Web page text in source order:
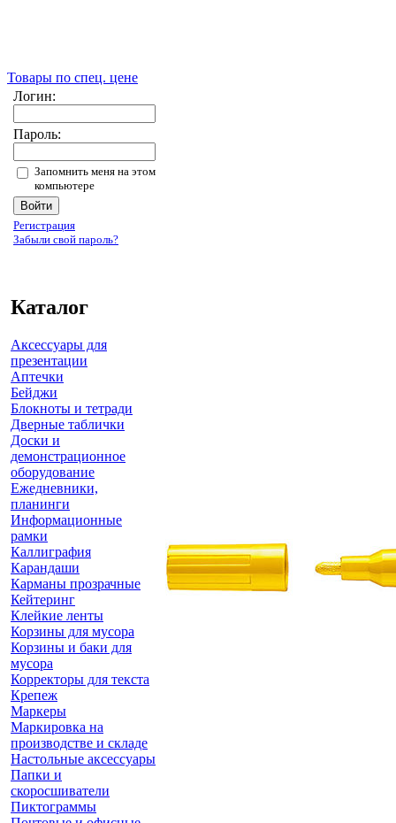
Товары по спец. цене
Логин:
Пароль:
Запомнить меня на этом
компьютере
Регистрация
Забыли свой пароль?
Каталог
Аксессуары для
презентации
Аптечки
Бейджи
Блокноты и тетради
Дверные таблички
Доски и
демонстрационное
оборудование
Ежедневники,
планинги
Информационные
рамки
Каллиграфия
Карандаши
Карманы прозрачные
Кейтеринг
Клейкие ленты
Корзины для мусора
Корзины и баки для
мусора
Корректоры для текста
Крепеж
Маркеры
Маркировка на
производстве и складе
Настольные аксессуары
Папки и
скоросшиватели
Пиктограммы